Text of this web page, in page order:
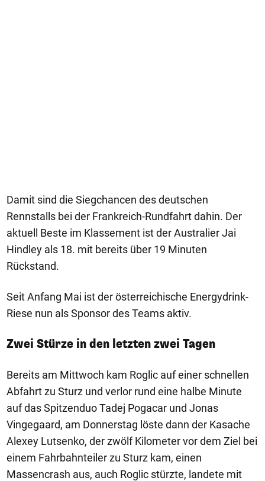
Damit sind die Siegchancen des deutschen
Rennstalls bei der Frankreich-Rundfahrt dahin. Der
aktuell Beste im Klassement ist der Australier Jai
Hindley als 18. mit bereits über 19 Minuten
Rückstand.
Seit Anfang Mai ist der österreichische Energydrink-
Riese nun als Sponsor des Teams aktiv.
Zwei Stürze in den letzten zwei Tagen
Bereits am Mittwoch kam Roglic auf einer schnellen
Abfahrt zu Sturz und verlor rund eine halbe Minute
auf das Spitzenduo Tadej Pogacar und Jonas
Vingegaard, am Donnerstag löste dann der Kasache
Alexey Lutsenko, der zwölf Kilometer vor dem Ziel bei
einem Fahrbahnteiler zu Sturz kam, einen
Massencrash aus, auch Roglic stürzte, landete mit